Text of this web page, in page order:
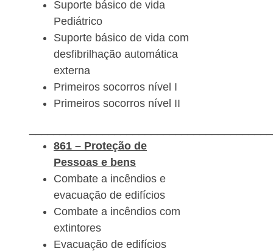
Suporte básico de vida
Pediátrico
Suporte básico de vida com
desfibrilhação automática
externa
Primeiros socorros nível I
Primeiros socorros nível II
861 – Proteção de
Pessoas e bens
Combate a incêndios e
evacuação de edifícios
Combate a incêndios com
extintores
Evacuação de edifícios